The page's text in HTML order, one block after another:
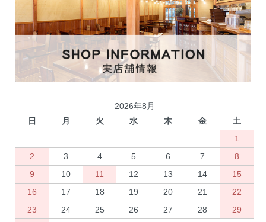
2026年8月
日
月 火 水 木 金
土
1
2
3 4 5 6 7
8
9
10 11 12 13 14
15
16
17 18 19 20 21
22
23
24 25 26 27 28
29